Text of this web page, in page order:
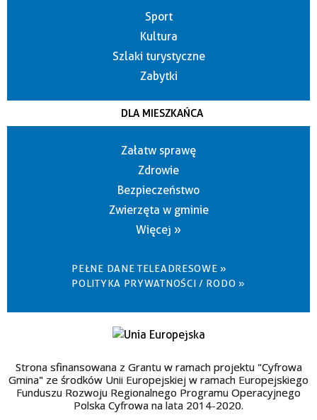
Sport
Kultura
Szlaki turystyczne
Zabytki
DLA MIESZKAŃCA
Załatw sprawę
Zdrowie
Bezpieczeństwo
Zwierzęta w gminie
Więcej »
PEŁNE DANE TELEADRESOWE »
POLITYKA PRYWATNOŚCI / RODO »
Strona sfinansowana z Grantu w ramach projektu "Cyfrowa
Gmina" ze środków Unii Europejskiej w ramach Europejskiego
Funduszu Rozwoju Regionalnego Programu Operacyjnego
Polska Cyfrowa na lata 2014-2020.